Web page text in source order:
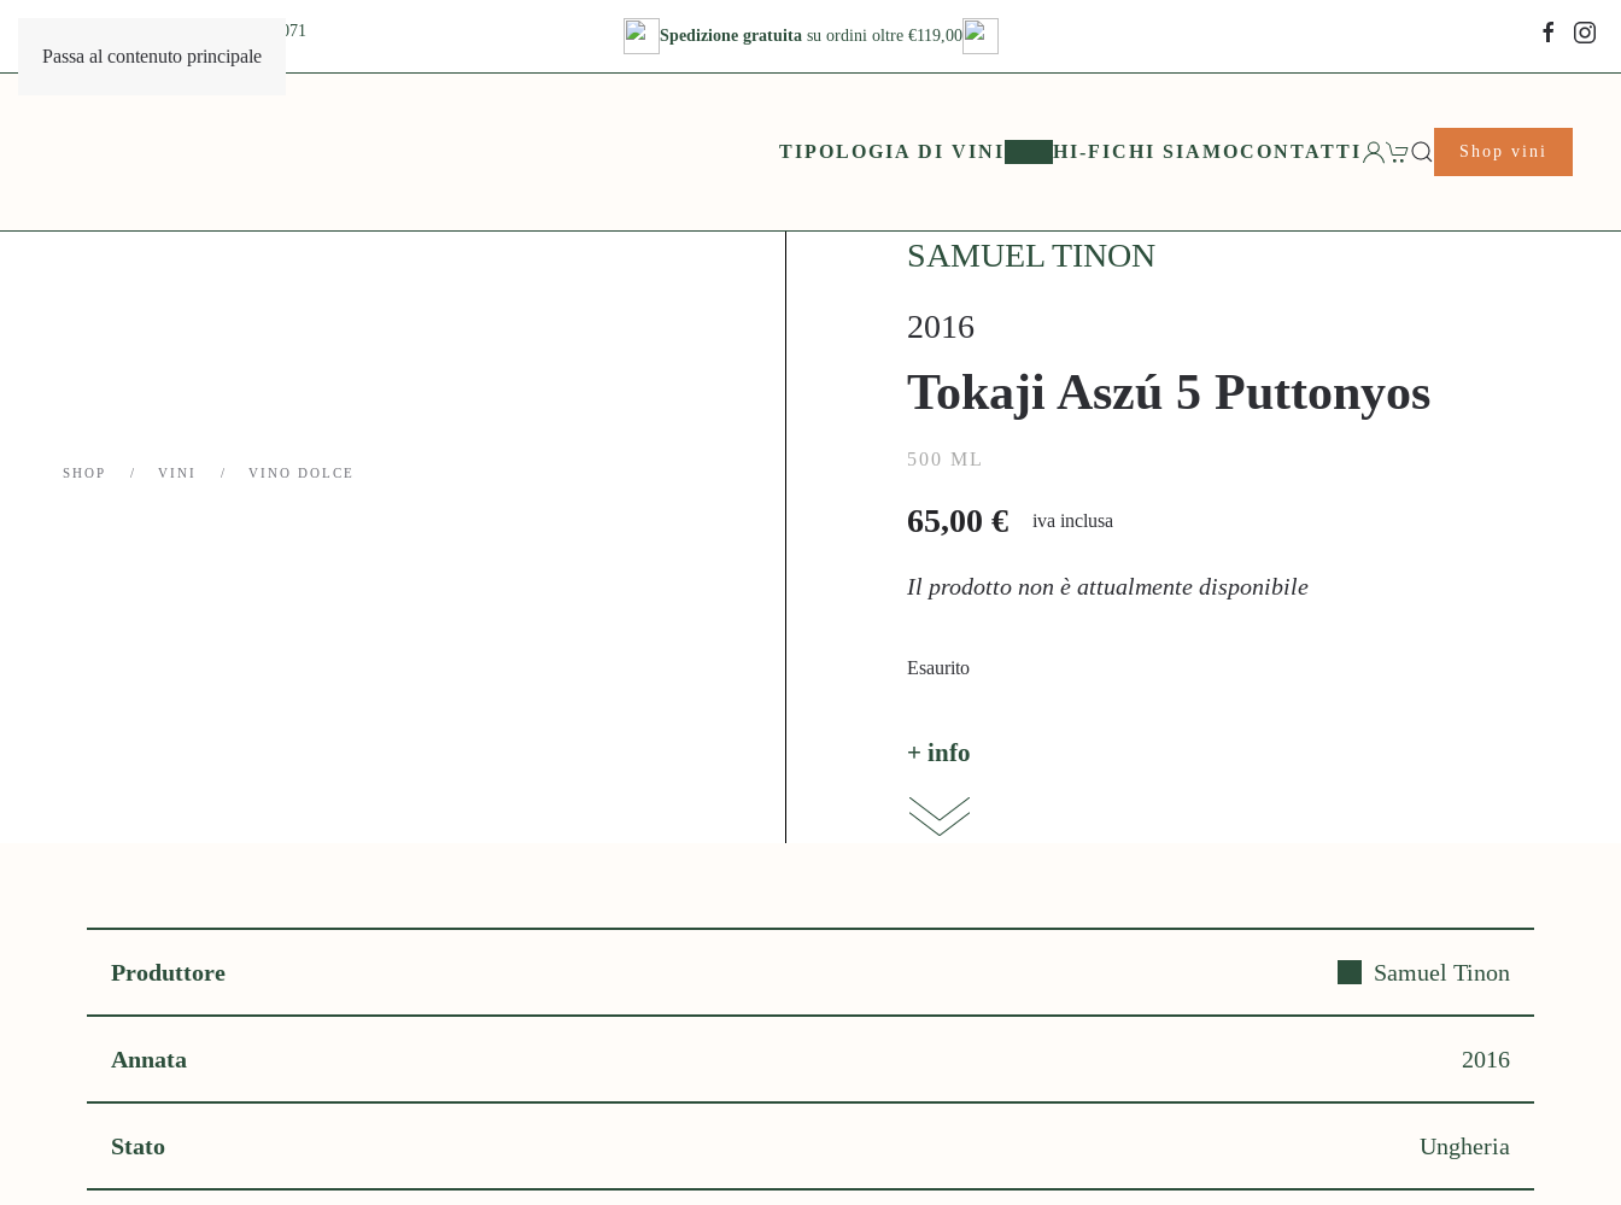
Passa al contenuto principale
+39 0521 503071 Spedizione gratuitasu ordini oltre €119,00
TIPOLOGIA DI VINI HI-FICHI SIAMOCONTATTI Shop vini
SHOP VINI VINO DOLCE
SAMUEL TINON
2016
Tokaji Aszú 5 Puttonyos
500 ML
65,00 € iva inclusa
Il prodotto non è attualmente disponibile
Esaurito
+ info
Produttore Samuel Tinon
Annata 2016
Stato Ungheria